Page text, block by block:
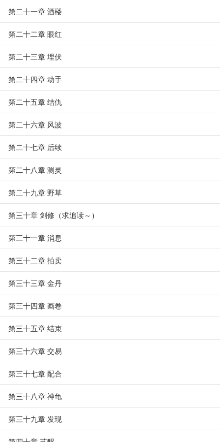
第二十一章 酒楼
第二十二章 眼红
第二十三章 埋伏
第二十四章 动手
第二十五章 结仇
第二十六章 风波
第二十七章 后续
第二十八章 测灵
第二十九章 野草
第三十章 剑修（求追读～）
第三十一章 消息
第三十二章 拍卖
第三十三章 金丹
第三十四章 画卷
第三十五章 结束
第三十六章 交易
第三十七章 配合
第三十八章 神龟
第三十九章 发现